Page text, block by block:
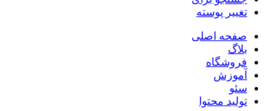
تغییر پوسته
صفحه اصلی
بلاگ
فروشگاه
آموزش
سئو
تولید محتوا